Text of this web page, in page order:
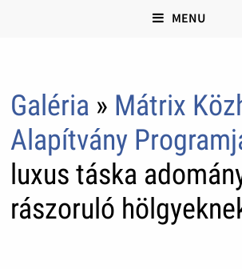
MENU
Galéria » Mátrix
Alapítvány
luxus táska
rászoruló